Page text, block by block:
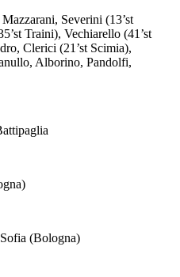
Severini (13’st
Traini), Vechiarello (41’st
Clerici (21’st Scimia),
Alborino, Pandolfi,
(Bologna)